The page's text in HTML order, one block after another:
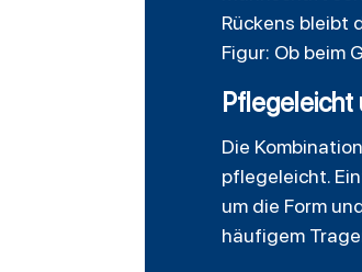
Rückens bleibt
Figur: Ob beim
Pflegeleicht
Die
pflegeleicht.
um die Form
häufigem